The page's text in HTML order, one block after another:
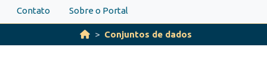
Contato Sobre o Portal
Conjuntos de dados